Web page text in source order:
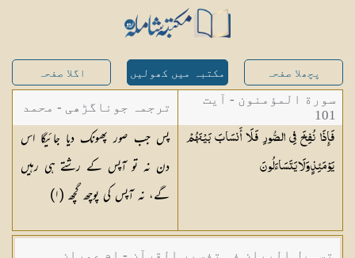
پچھلا صفحہ مکتبہ میں کھولیں اگلا صفحہ
سورة المؤمنون - آیت
101
فَإِذَا نُفِخَ فِي الصُّورِ فَلَا أَنسَابَ بَيْنَهُمْ
يَوْمَئِذٍ وَلَايَتَسَاءَلُونَ
ترجمہ جوناگڑھی - محمد
جونا گڑھی
پس جب صور پھونک دیا جائیگا اس
دن نہ تو آپس کے رشتے ہی رہیں
گے، نہ آپس کی پوچھ گچھ (١)